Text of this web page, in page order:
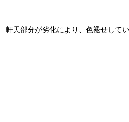
軒天部分が劣化により、色褪せしてい